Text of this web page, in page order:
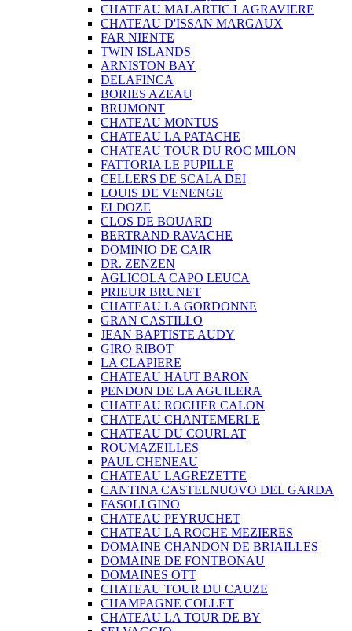
CHATEAU MALARTIC LAGRAVIERE
CHATEAU D'ISSAN MARGAUX
FAR NIENTE
TWIN ISLANDS
ARNISTON BAY
DELAFINCA
BORIES AZEAU
BRUMONT
CHATEAU MONTUS
CHATEAU LA PATACHE
CHATEAU TOUR DU ROC MILON
FATTORIA LE PUPILLE
CELLERS DE SCALA DEI
LOUIS DE VENENGE
ELDOZE
CLOS DE BOUARD
BERTRAND RAVACHE
DOMINIO DE CAIR
DR. ZENZEN
AGLICOLA CAPO LEUCA
PRIEUR BRUNET
CHATEAU LA GORDONNE
GRAN CASTILLO
JEAN BAPTISTE AUDY
GIRO RIBOT
LA CLAPIERE
CHATEAU HAUT BARON
PENDON DE LA AGUILERA
CHATEAU ROCHER CALON
CHATEAU CHANTEMERLE
CHATEAU DU COURLAT
ROUMAZEILLES
PAUL CHENEAU
CHATEAU LAGREZETTE
CANTINA CASTELNUOVO DEL GARDA
FASOLI GINO
CHATEAU PEYRUCHET
CHATEAU LA ROCHE MEZIERES
DOMAINE CHANDON DE BRIAILLES
DOMAINE DE FONTBONAU
DOMAINES OTT
CHATEAU TOUR DU CAUZE
CHAMPAGNE COLLET
CHATEAU LA TOUR DE BY